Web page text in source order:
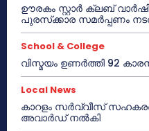
ഊരകം സ്റ്റാർ ക്ലബ്
പുരസ്‌ക്കാര സമർപ്പണം
School & College
വിസ്മയം ഉണർത്തി 92
Local News
കാറളം സർവ്വീസ്
അവാർഡ് നൽകി